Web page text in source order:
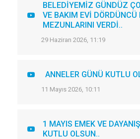
BELEDİYEMİZ GÜNDÜZ
VE BAKIM EVİ DÖRDÜNCÜ
MEZUNLARINI VERDİ..
29 Haziran 2026, 11:19
ANNELER GÜNÜ KUTLU
11 Mayıs 2026, 10:11
1 MAYIS EMEK VE
KUTLU OLSUN..